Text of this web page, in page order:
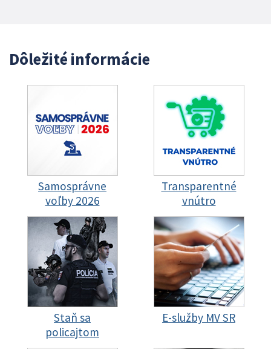
Dôležité informácie
Samosprávne
voľby 2026
Transparentné
vnútro
Staň sa
policajtom
E-služby MV SR